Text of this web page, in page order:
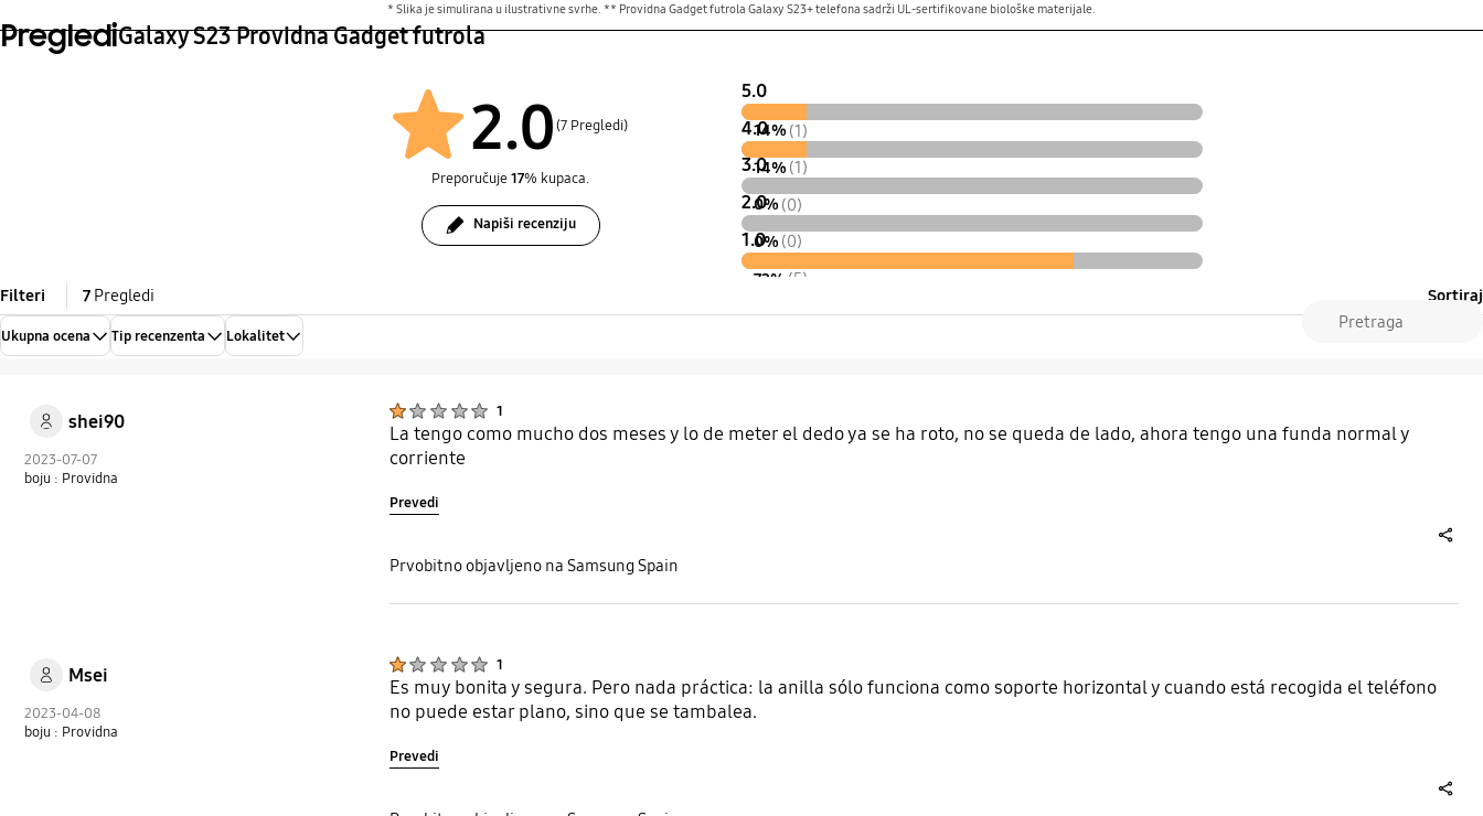
* Slika je simulirana u ilustrativne svrhe. ** Providna Gadget futrola Galaxy S23+ telefona sadrži UL-sertifikovane biološke materijale.
PreglediGalaxy S23 Providna Gadget futrola
2.0(7 Pregledi)
Preporučuje17% kupaca.
Napiši recenziju
5.0
14% (1)
4.0
14% (1)
3.0
0% (0)
2.0
0% (0)
1.0
72% (5)
Filteri
7Pregledi Sortiraj
Ukupna ocena Tip recenzenta Lokalitet
shei90
2023-07-07
boju : Providna
1
La tengo como mucho dos meses y lo de meter el dedo ya se ha roto, no se queda de lado, ahora tengo una funda normal y
corriente
Prevedi
Prvobitno objavljeno na Samsung Spain
Msei
2023-04-08
boju : Providna
1
Es muy bonita y segura. Pero nada práctica: la anilla sólo funciona como soporte horizontal y cuando está recogida el teléfono
no puede estar plano, sino que se tambalea.
Prevedi